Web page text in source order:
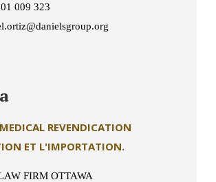
009 323
REVENDICATION
ET L'IMPORTATION.
FIRM OTTAWA